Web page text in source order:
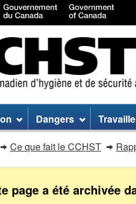
Dangers
Ce que fait le CCHST
page a été archivée